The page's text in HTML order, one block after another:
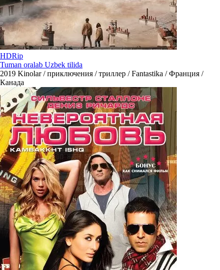
HDRip
Tuman oralab Uzbek tilida
2019 Kinolar / приключения / триллер / Fantastika / Франция /
Канада